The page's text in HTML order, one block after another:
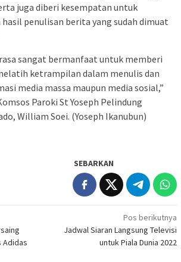
juga diberi kesempatan untuk
penulisan berita yang sudah dimuat
sangat bermanfaat untuk memberi
ketrampilan dalam menulis dan
media massa maupun media sosial,”
Paroki St Yoseph Pelindung
William Soei. (Yoseph Ikanubun)
SEBARKAN
Adidas
Pos berikutnya
Jadwal Siaran Langsung Televisi
untuk Piala Dunia 2022